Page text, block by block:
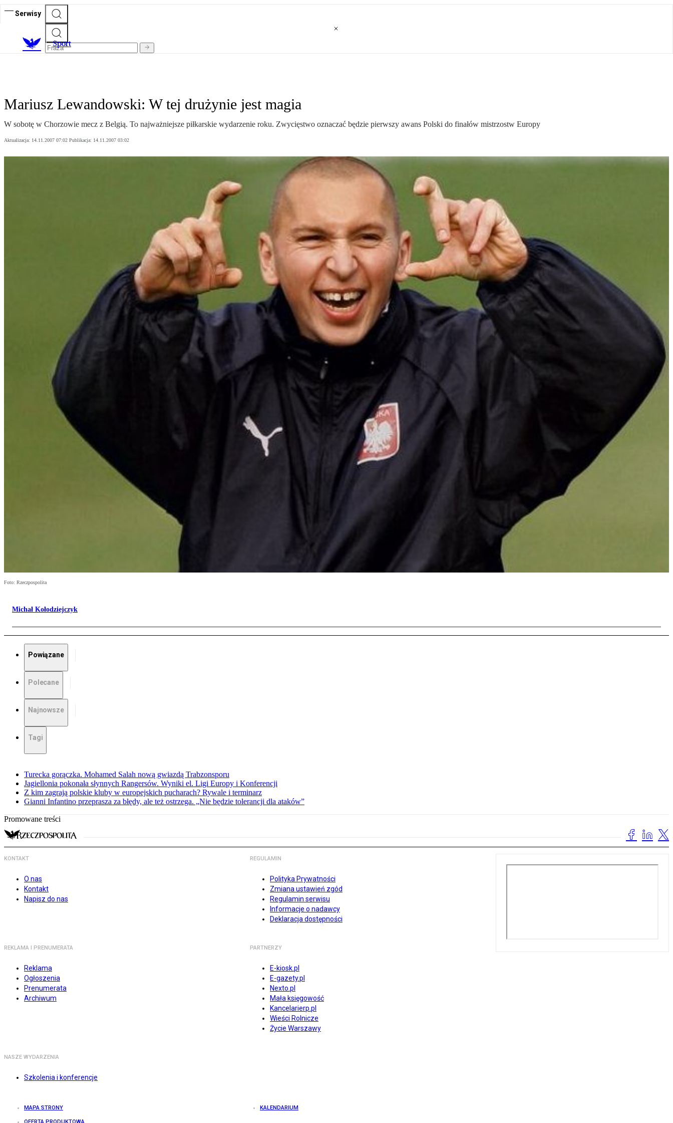
Serwisy
Sport
Mariusz Lewandowski: W tej drużynie jest magia
W sobotę w Chorzowie mecz z Belgią. To najważniejsze piłkarskie wydarzenie roku. Zwycięstwo oznaczać będzie pierwszy awans Polski do finałów mistrzostw Europy
Aktualizacja: 14.11.2007 07:02 Publikacja: 14.11.2007 03:02
Foto: Rzeczpospolita
Michał Kołodziejczyk
Powiązane
Polecane
Najnowsze
Tagi
Turecka gorączka. Mohamed Salah nową gwiazdą Trabzonsporu
Jagiellonia pokonała słynnych Rangersów. Wyniki el. Ligi Europy i Konferencji
Z kim zagrają polskie kluby w europejskich pucharach? Rywale i terminarz
Gianni Infantino przeprasza za błędy, ale też ostrzega. „Nie będzie tolerancji dla ataków”
Promowane treści
KONTAKT
O nas
Kontakt
Napisz do nas
REGULAMIN
Polityka Prywatności
Zmiana ustawień zgód
Regulamin serwisu
Informacje o nadawcy
Deklaracja dostępności
REKLAMA I PRENUMERATA
Reklama
Ogłoszenia
Prenumerata
Archiwum
PARTNERZY
E-kiosk.pl
E-gazety.pl
Nexto.pl
Mała księgowość
Kancelarierp.pl
Wieści Rolnicze
Życie Warszawy
NASZE WYDARZENIA
Szkolenia i konferencje
MAPA STRONY KALENDARIUM